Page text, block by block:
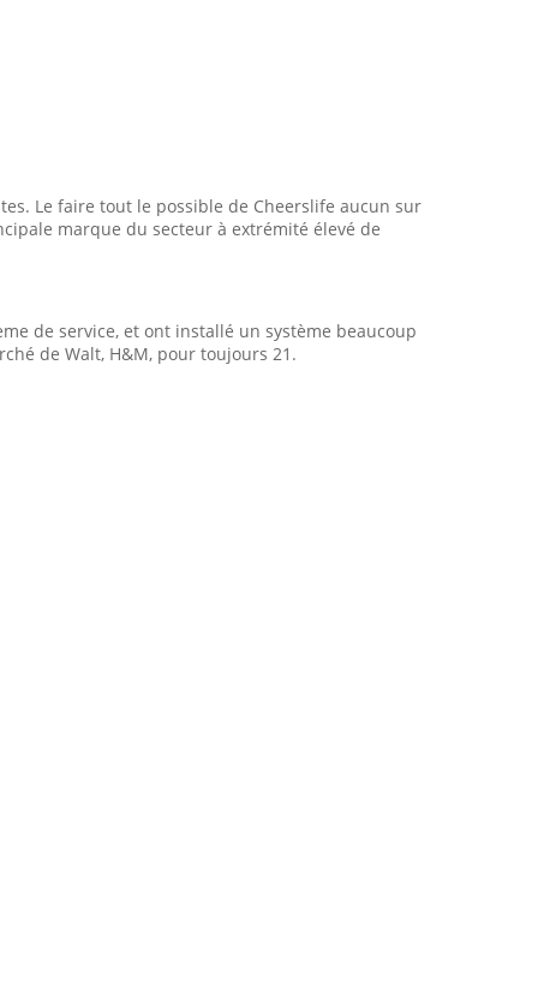
Le faire tout le possible de Cheerslife aucun sur
marque du secteur à extrémité élevé de
de service, et ont installé un système beaucoup
de Walt, H&M, pour toujours 21.